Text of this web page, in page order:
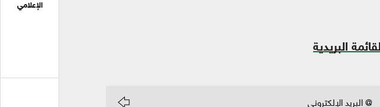
الإعلامي
البريدية